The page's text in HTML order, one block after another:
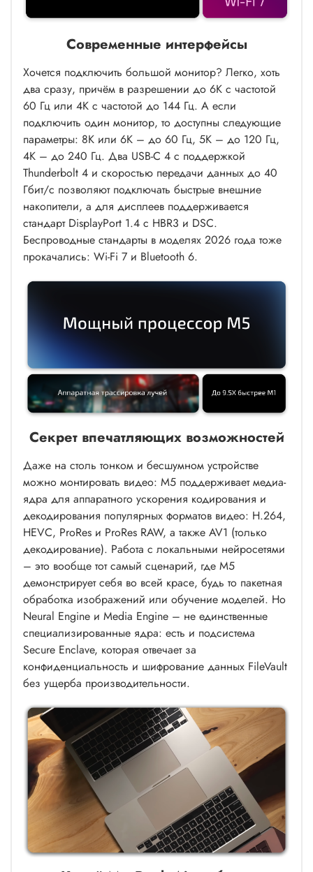
Современные интерфейсы
Хочется подключить большой монитор? Легко, хоть
два сразу, причём в разрешении до 6K с частотой
60 Гц или 4K с частотой до 144 Гц. А если
подключить один монитор, то доступны следующие
параметры: 8K или 6K – до 60 Гц, 5K – до 120 Гц,
4K – до 240 Гц. Два USB-C 4 c поддержкой
Thunderbolt 4 и скоростью передачи данных до 40
Гбит/с позволяют подключать быстрые внешние
накопители, а для дисплеев поддерживается
стандарт DisplayPort 1.4 с HBR3 и DSC.
Беспроводные стандарты в моделях 2026 года тоже
прокачались: Wi-Fi 7 и Bluetooth 6.
Секрет впечатляющих возможностей
Даже на столь тонком и бесшумном устройстве
можно монтировать видео: M5 поддерживает медиа-
ядра для аппаратного ускорения кодирования и
декодирования популярных форматов видео: H.264,
HEVC, ProRes и ProRes RAW, а также AV1 (только
декодирование). Работа с локальными нейросетями
– это вообще тот самый сценарий, где M5
демонстрирует себя во всей красе, будь то пакетная
обработка изображений или обучение моделей. Но
Neural Engine и Media Engine – не единственные
специализированные ядра: есть и подсистема
Secure Enclave, которая отвечает за
конфиденциальность и шифрование данных FileVault
без ущерба производительности.